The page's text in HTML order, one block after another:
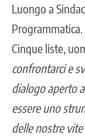
Luongo a
Programmatica.
Cinque liste,
confrontarci e
dialogo aperto
essere uno
delle nostre